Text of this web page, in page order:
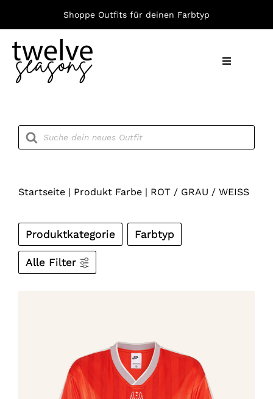
springen
Shoppe Outfits für deinen Farbtyp
Toggle
Products
search
Startseite| Produkt Farbe| ROT / GRAU / WEISS
Produktkategorie Farbtyp
Alle Filter